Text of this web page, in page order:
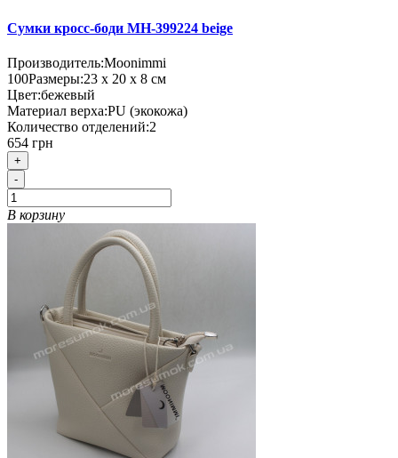
Сумки кросс-боди MH-399224 beige
Производитель:Moonimmi
100Размеры:23 х 20 х 8 см
Цвет:бежевый
Материал верха:PU (экокожа)
Количество отделений:2
654 грн
+
-
В корзину